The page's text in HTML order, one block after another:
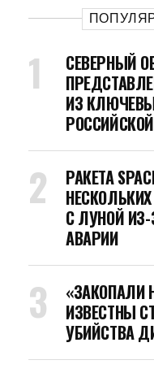
СЕВЕРНЫЙ
ИЗ
РАКЕТА
С ЛУНОЙ
АВАРИИ
«ЗАКОПАЛИ
ИЗВЕСТНЫ
УБИЙСТВА